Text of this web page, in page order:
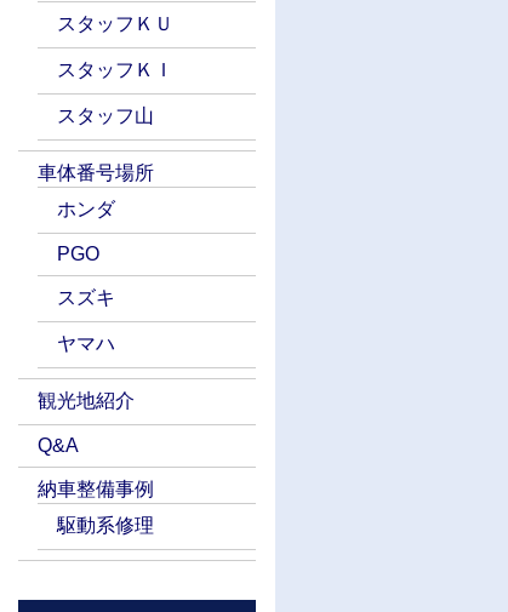
スタッフＫＵ
スタッフＫＩ
スタッフ山
車体番号場所
ホンダ
PGO
スズキ
ヤマハ
観光地紹介
Q&A
納車整備事例
駆動系修理